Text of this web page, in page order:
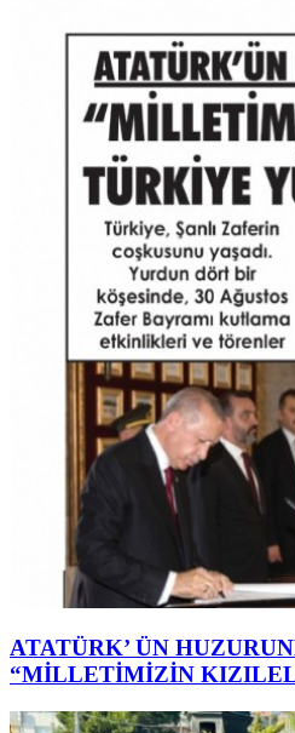
ATATÜRK’ ÜN
“MİLLETİMİZİN